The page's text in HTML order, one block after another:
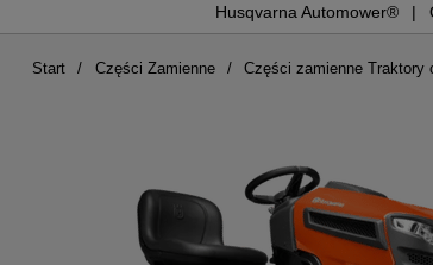
Husqvarna Automower®
Start Części Zamienne Części zamienne Traktory